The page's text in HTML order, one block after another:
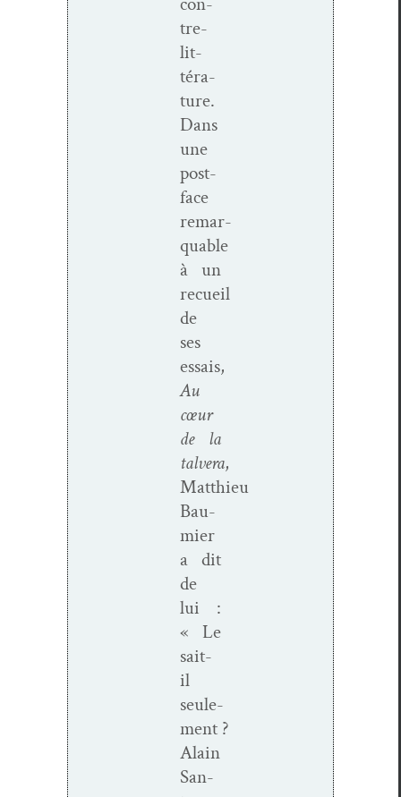
tre­
lit­
téra­
ture.
Dans
une
post­
face
remar­
quable
à un
recueil
de
ses
essais,
Au
cœur
de la
talvera,
Matthieu
Bau­
mi­er
a dit
de
lui :
« Le
sait-
il
seule­
ment ?
Alain
San­